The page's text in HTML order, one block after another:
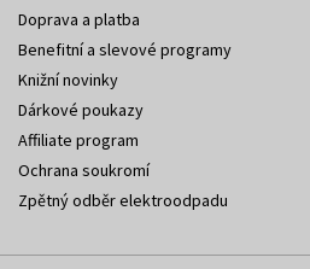
Doprava a platba
Benefitní a slevové programy
Knižní novinky
Dárkové poukazy
Affiliate program
Ochrana soukromí
Zpětný odběr elektroodpadu